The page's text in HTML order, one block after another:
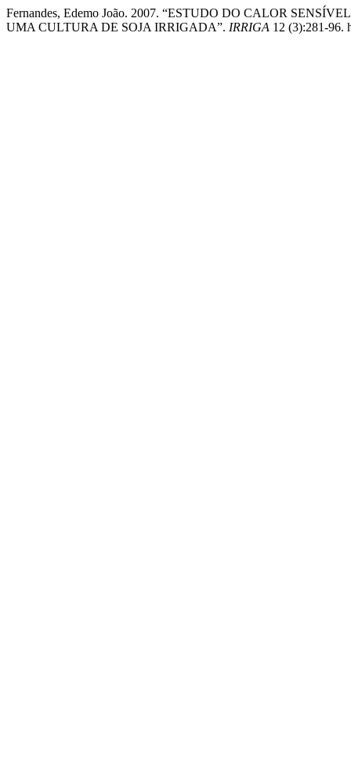
Fernandes, Edemo João. 2007. “ESTUDO DO CALOR
UMA CULTURA DE SOJA IRRIGADA”. IRRIGA 12 (3):281-96.